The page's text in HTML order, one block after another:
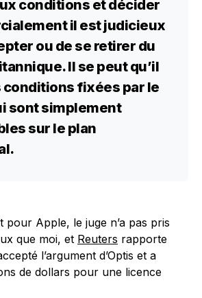
conditions et décider
il est judicieux
ou de se retirer du
Il se peut qu’il
fixées par le
sont simplement
sur le plan
pour Apple, le juge n’a pas pris
que moi, et Reuters rapporte
l’argument d’Optis et a
de dollars pour une licence